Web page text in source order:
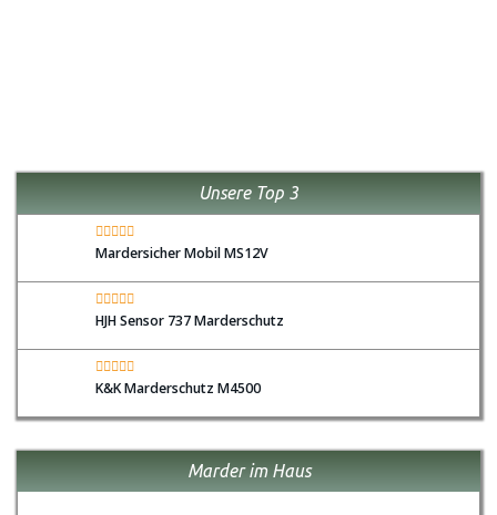
Unsere Top 3
Mardersicher Mobil MS12V
HJH Sensor 737 Marderschutz
K&K Marderschutz M4500
Marder im Haus